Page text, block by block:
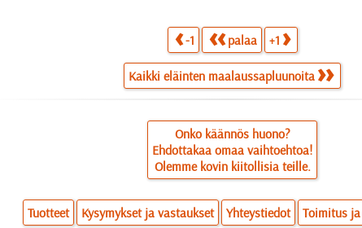
-1 palaa +1
Kaikki eläinten maalaussapluunoita
Onko käännös huono?
Ehdottakaa omaa vaihtoehtoa!
Olemme kovin kiitollisia teille.
Tuotteet Kysymykset ja vastaukset Yhteystiedot Toimitus